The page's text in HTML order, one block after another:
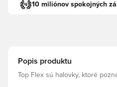
10 miliónov spokojných
Popis produktu
Top Flex sú halovky, ktoré